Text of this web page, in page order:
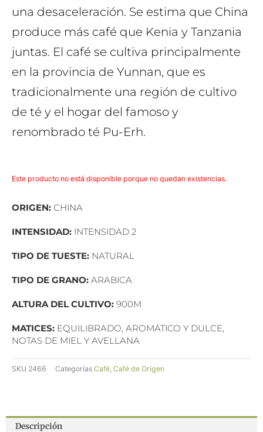
una desaceleración. Se estima que China
produce más café que Kenia y Tanzania
juntas. El café se cultiva principalmente
en la provincia de Yunnan, que es
tradicionalmente una región de cultivo
de té y el hogar del famoso y
renombrado té Pu-Erh.
Este producto no está disponible porque no quedan existencias.
ORIGEN: CHINA
INTENSIDAD: INTENSIDAD 2
TIPO DE TUESTE: NATURAL
TIPO DE GRANO: ARABICA
ALTURA DEL CULTIVO: 900M
MATICES: EQUILIBRADO, AROMÁTICO Y DULCE,
NOTAS DE MIEL Y AVELLANA
SKU 2466 Categorías Café, Café de Origen
Descripción